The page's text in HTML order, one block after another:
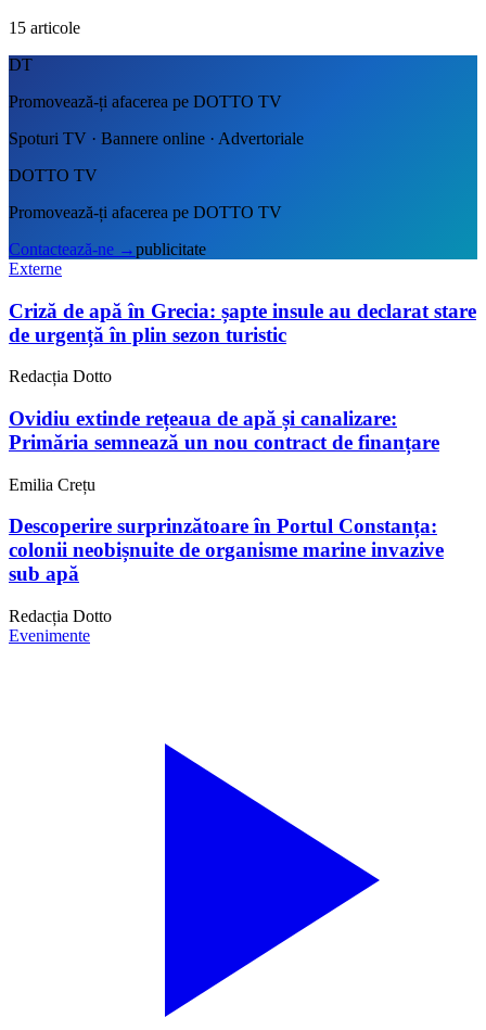
15 articole
DT
Promovează-ți afacerea pe DOTTO TV
Spoturi TV · Bannere online · Advertoriale
DOTTO TV
Promovează-ți afacerea pe DOTTO TV
Contactează-ne →publicitate
Externe
Criză de apă în Grecia: șapte insule au declarat stare
de urgență în plin sezon turistic
Redacția Dotto
Ovidiu extinde rețeaua de apă și canalizare:
Primăria semnează un nou contract de finanțare
Emilia Crețu
Descoperire surprinzătoare în Portul Constanța:
colonii neobișnuite de organisme marine invazive
sub apă
Redacția Dotto
Evenimente